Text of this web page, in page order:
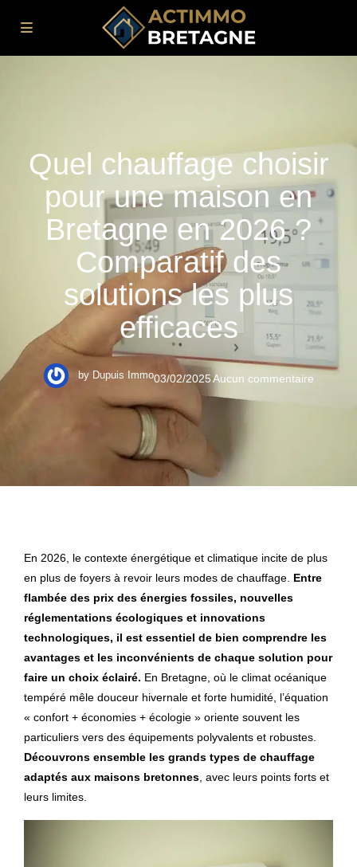
Quel chauffage choisir
pour une maison en
Bretagne en 2026 ?
Comparatif des
solutions les plus
efficaces
byDupuis Immo03/02/2025Aucun commentaire
En 2026, le contexte énergétique et climatique incite de plus
en plus de foyers à revoir leurs modes de chauffage. Entre
flambée des prix des énergies fossiles, nouvelles
réglementations écologiques et innovations
technologiques, il est essentiel de bien comprendre les
avantages et les inconvénients de chaque solution pour
faire un choix éclairé. En Bretagne, où le climat océanique
tempéré mêle douceur hivernale et forte humidité, l’équation
« confort + économies + écologie » oriente souvent les
particuliers vers des équipements polyvalents et robustes.
Découvrons ensemble les grands types de chauffage
adaptés aux maisons bretonnes , avec leurs points forts et
leurs limites.